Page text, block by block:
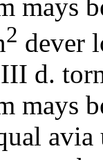
mays
2 dever
d.
mays
avia